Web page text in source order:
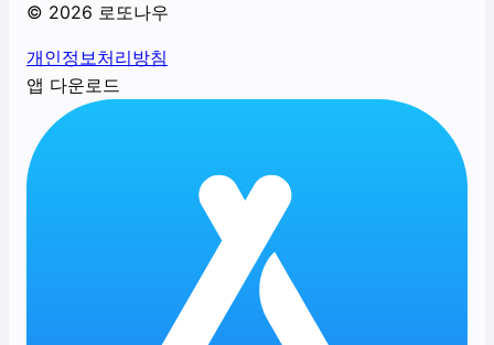
© 2026 로또나우
개인정보처리방침
앱 다운로드